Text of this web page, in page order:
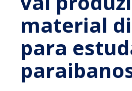
material
para